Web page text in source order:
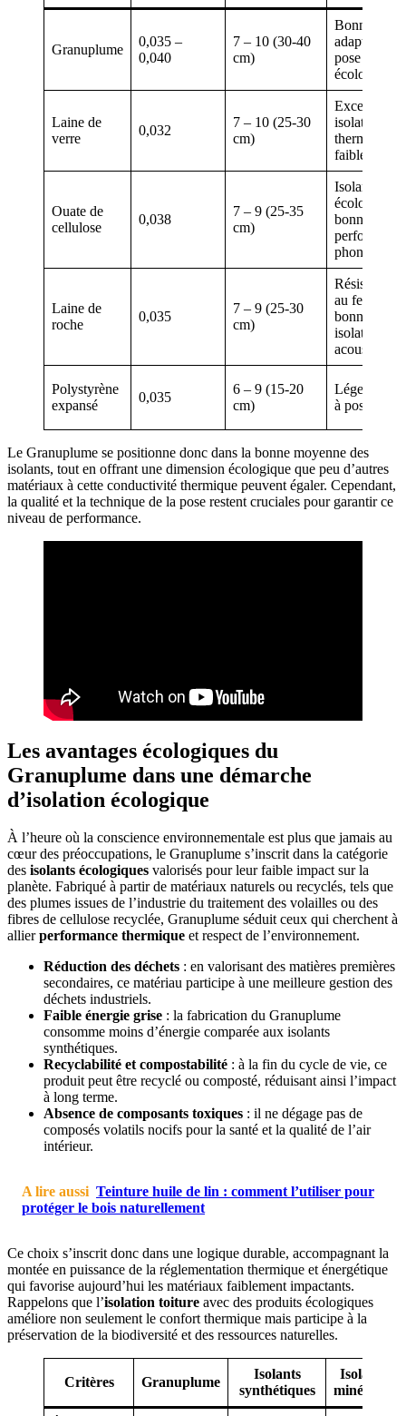
Granuplume
0,035 –
0,040
7 – 10 (30-40
cm)
Bonne
adaptabilité,
pose rapide,
écologique
Laine de
verre
0,032
7 – 10 (25-30
cm)
Excellente
isolation
thermique,
faible coût
Ouate de
cellulose
0,038
7 – 9 (25-35
cm)
Isolant
écologique,
bonne
performance
phonique
Laine de
roche
0,035
7 – 9 (25-30
cm)
Résistance
au feu,
bonne
isolation
acoustique
Polystyrène
expansé
0,035
6 – 9 (15-20
cm)
Léger, facile
à poser
Le Granuplume se positionne donc dans la bonne moyenne des
isolants, tout en offrant une dimension écologique que peu d’autres
matériaux à cette conductivité thermique peuvent égaler. Cependant,
la qualité et la technique de la pose restent cruciales pour garantir ce
niveau de performance.
Les avantages écologiques du
Granuplume dans une démarche
d’isolation écologique
À l’heure où la conscience environnementale est plus que jamais au
cœur des préoccupations, le Granuplume s’inscrit dans la catégorie
des isolants écologiques valorisés pour leur faible impact sur la
planète. Fabriqué à partir de matériaux naturels ou recyclés, tels que
des plumes issues de l’industrie du traitement des volailles ou des
fibres de cellulose recyclée, Granuplume séduit ceux qui cherchent à
allierperformance thermique et respect de l’environnement.
Réduction des déchets : en valorisant des matières premières
secondaires, ce matériau participe à une meilleure gestion des
déchets industriels.
Faible énergie grise : la fabrication du Granuplume
consomme moins d’énergie comparée aux isolants
synthétiques.
Recyclabilité et compostabilité : à la fin du cycle de vie, ce
produit peut être recyclé ou composté, réduisant ainsi l’impact
à long terme.
Absence de composants toxiques : il ne dégage pas de
composés volatils nocifs pour la santé et la qualité de l’air
intérieur.
A lire aussi Teinture huile de lin : comment l’utiliser pour
protéger le bois naturellement
Ce choix s’inscrit donc dans une logique durable, accompagnant la
montée en puissance de la réglementation thermique et énergétique
qui favorise aujourd’hui les matériaux faiblement impactants.
Rappelons que l’isolation toiture avec des produits écologiques
améliore non seulement le confort thermique mais participe à la
préservation de la biodiversité et des ressources naturelles.
Critères Granuplume
Isolants
synthétiques
Isolants
minéraux